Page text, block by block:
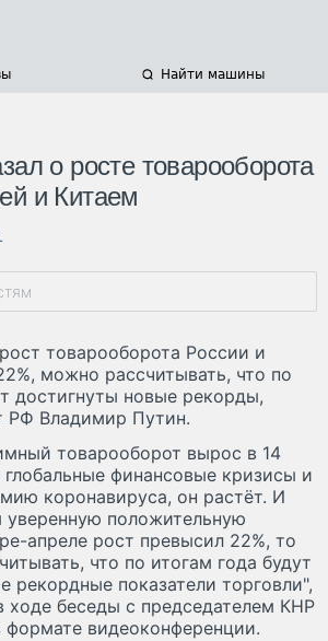
Найти машины
о росте товарооборота
и Китаем
товарооборота России и
можно рассчитывать, что по
достигнуты новые рекорды,
РФ Владимир Путин.
товарооборот вырос в 14
финансовые кризисы и
коронавируса, он растёт. И
положительную
апреле рост превысил 22%, то
что по итогам года будут
рекордные показатели торговли",
ходе беседы с председателем КНР
видеоконференции.